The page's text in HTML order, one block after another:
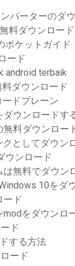
バーターのダ
料ダウンロード
ポケットガイド
ード
android terbaik
ダウンロード
ドプレーン
ウンロードす
料ダウンロー
としてダウン
ウンロード
無料でダウン
10をダ
ード
をダウンロ
ド
する方法
ード